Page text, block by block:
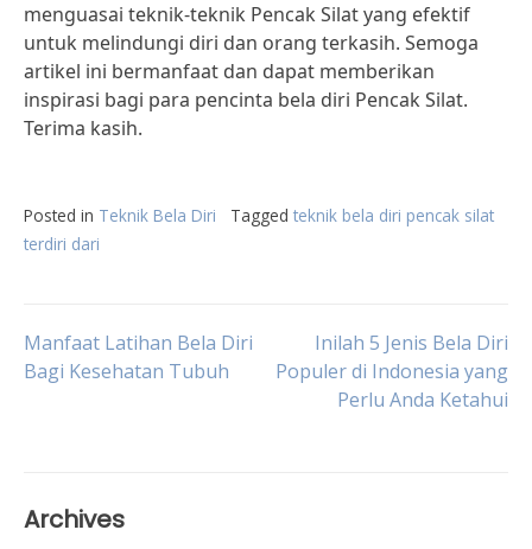
menguasai teknik-teknik Pencak Silat yang efektif
untuk melindungi diri dan orang terkasih. Semoga
artikel ini bermanfaat dan dapat memberikan
inspirasi bagi para pencinta bela diri Pencak Silat.
Terima kasih.
Posted in Teknik Bela Diri Tagged teknik bela diri pencak silat
terdiri dari
Post
Manfaat Latihan Bela Diri
Bagi Kesehatan Tubuh
Inilah 5 Jenis Bela Diri
Populer di Indonesia yang
Perlu Anda Ketahui
Archives